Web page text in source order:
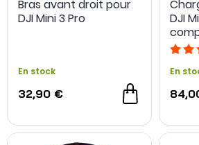
Bras avant droit pour
DJI Mini 3 Pro
En stock
32,90 €
DJI
En